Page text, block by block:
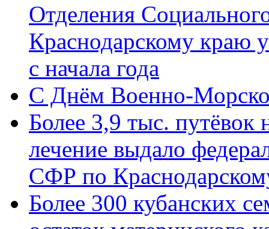
Отделения
Краснодарскому краю
с начала года
C Днём Военно-
Более 3,9 тыс. путёвок
лечение выдало
СФР по
Более 300 кубанских